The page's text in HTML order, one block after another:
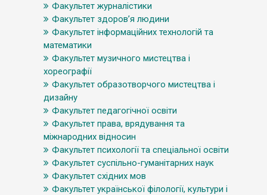
Факультет журналістики
Факультет здоров’я людини
Факультет інформаційних технологій та
математики
Факультет музичного мистецтва і
хореографії
Факультет образотворчого мистецтва і
дизайну
Факультет педагогічної освіти
Факультет права, врядування та
міжнародних відносин
Факультет психології та спеціальної освіти
Факультет суспільно-гуманітарних наук
Факультет східних мов
Факультет української філології, культури і